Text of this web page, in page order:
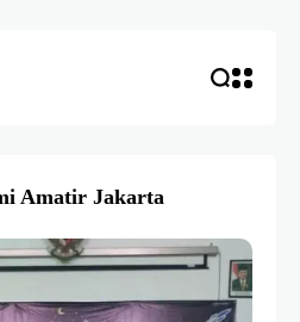
Amatir Jakarta